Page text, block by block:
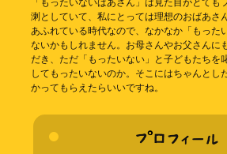
溂としていて、私にとっては理想のおばあさ
あふれている時代なので、なかなか「もった
ないかもしれません。お母さんやお父さんに
だき、ただ「もったいない」と子どもたちを
してもったいないのか。そこにはちゃんとし
かってもらえたらいいですね。